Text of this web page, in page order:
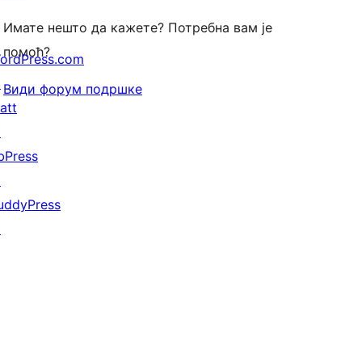
Имате нешто да кажете? Потребна вам је
помоћ?
Види форум подршке